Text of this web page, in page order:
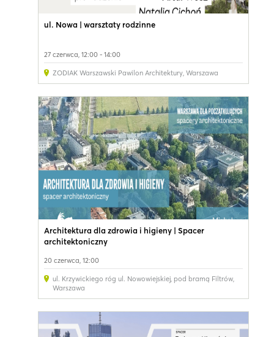
ul. Nowa | warsztaty rodzinne
27 czerwca, 12:00 - 14:00
ZODIAK Warszawski Pawilon Architektury, Warszawa
Architektura dla zdrowia i higieny | Spacer
architektoniczny
20 czerwca, 12:00
ul. Krzywickiego róg ul. Nowowiejskiej, pod bramą Filtrów,
Warszawa